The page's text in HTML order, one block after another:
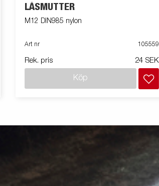
LÅSMUTTER
M12 DIN985 nylon
Art nr 105559
Rek. pris 24 SEK
Köp